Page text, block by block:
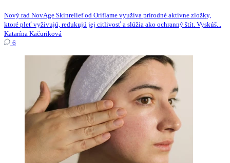
Nový rad NovAge Skinrelief od Oriflame využíva prírodné aktívne zložky,
ktoré pleť vyživujú, redukujú jej citlivosť a slúžia ako ochranný štít. Vyskúš...
Katarína Kačuriková
6